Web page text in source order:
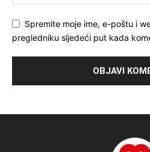
Spremite moje ime, e-poštu i
pregledniku sljedeći put kada